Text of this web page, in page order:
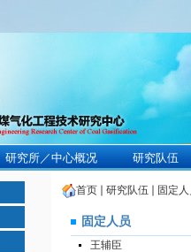
研究所／中心概况 研究队伍
首页 研究队伍 固定
固定人员
王辅臣